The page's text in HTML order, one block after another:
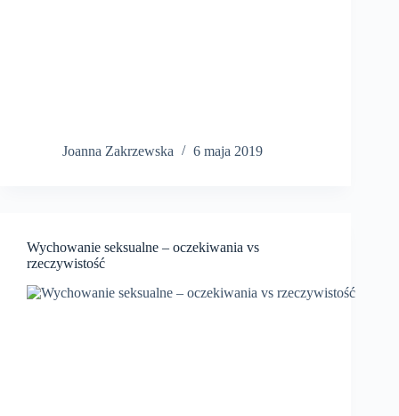
Joanna Zakrzewska 6 maja 2019
Wychowanie seksualne – oczekiwania vs
rzeczywistość